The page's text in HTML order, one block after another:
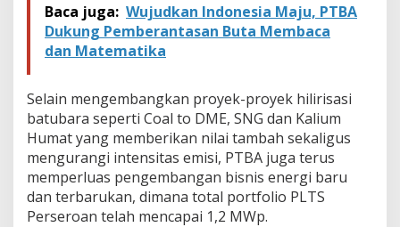
Baca juga: Wujudkan Indonesia Maju, PTBA
Dukung Pemberantasan Buta Membaca
dan Matematika
Selain mengembangkan proyek-proyek hilirisasi
batubara seperti Coal to DME, SNG dan Kalium
Humat yang memberikan nilai tambah sekaligus
mengurangi intensitas emisi, PTBA juga terus
memperluas pengembangan bisnis energi baru
dan terbarukan, dimana total portfolio PLTS
Perseroan telah mencapai 1,2 MWp.